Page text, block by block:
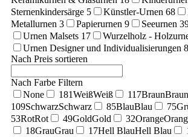
Sternenkindersärge 5 Künstler-Urnen 68
Metallurnen 3 Papierurnen 9 Seeurnen
Urnen Malsets 17 Wurzelholz -
Urnen Designer und Individualisierungen 8
Nach Preis sortieren
Nach Farbe Filtern
None
181WeißWeiß 117BraunBraun
109SchwarzSchwarz 85BlauBlau 75
53RotRot 49GoldGold 32Orange
18GrauGrau 17Hell BlauHell Blau